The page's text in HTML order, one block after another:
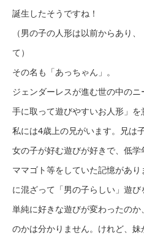
誕生したそうですね！
（男の子の人形は以前からあり
て）
その名も「あっちゃん」。
ジェンダーレスが進む世の中の
手に取って遊びやすいお人形」を
私には4歳上の兄がいます。兄は
女の子が好む遊びが好きで、低
ママゴト等をしていた記憶があ
に混ざって「男の子らしい」遊び
単純に好きな遊びが変わったの
のかは分かりません。けれど、